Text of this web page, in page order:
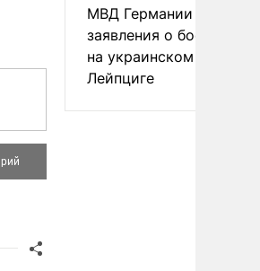
МВД Германии отвергло
заявления о
на украинском
Лейпциге